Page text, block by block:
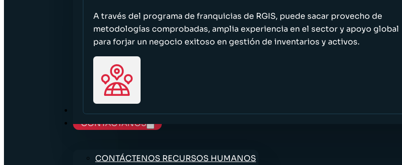
A través del programa de franquicias de RGIS, puede sacar provecho de
metodologías comprobadas, amplia experiencia en el sector y apoyo global
para forjar un negocio exitoso en gestión de inventarios y activos.
TRABAJE CON NOSOTROS
CONTÁCTANOS
CONTÁCTENOS RECURSOS HUMANOS